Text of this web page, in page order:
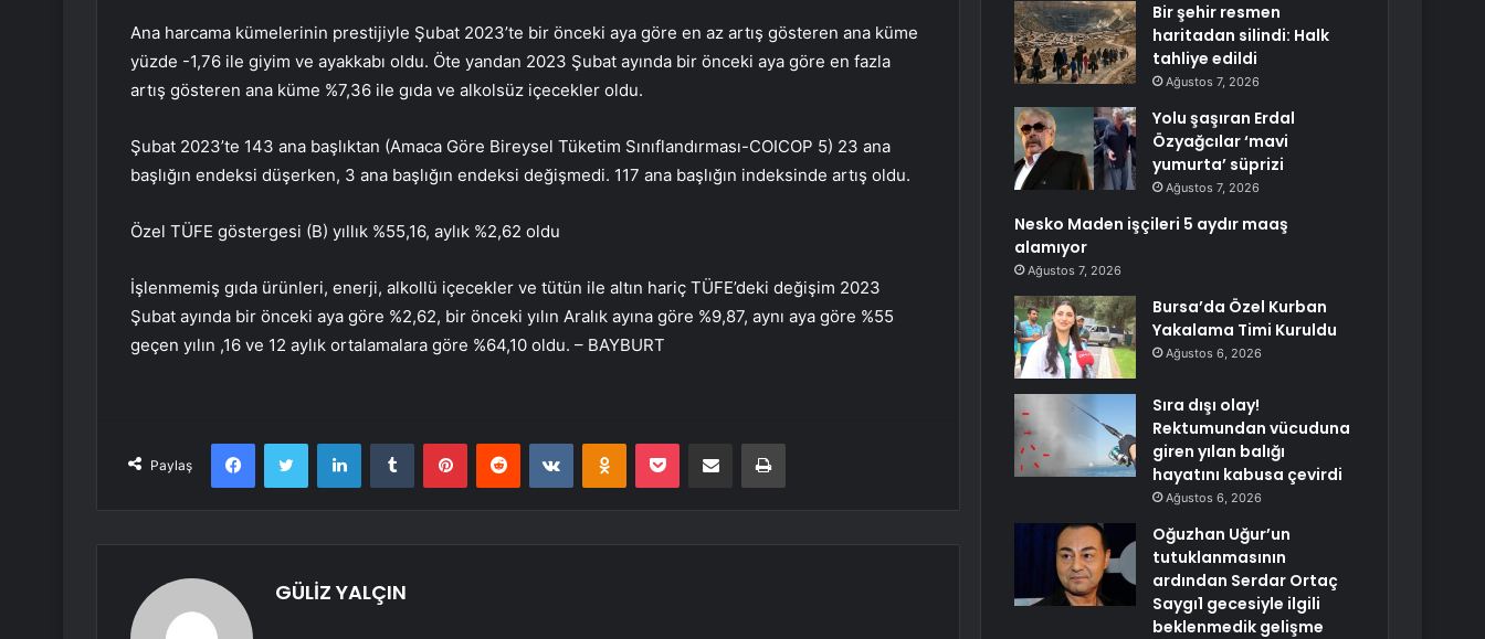
Ana harcama kümelerinin prestijiyle Şubat 2023’te bir önceki aya göre en az artış gösteren ana küme
yüzde -1,76 ile giyim ve ayakkabı oldu. Öte yandan 2023 Şubat ayında bir önceki aya göre en fazla
artış gösteren ana küme %7,36 ile gıda ve alkolsüz içecekler oldu.
Şubat 2023’te 143 ana başlıktan (Amaca Göre Bireysel Tüketim Sınıflandırması-COICOP 5) 23 ana
başlığın endeksi düşerken, 3 ana başlığın endeksi değişmedi. 117 ana başlığın indeksinde artış oldu.
Özel TÜFE göstergesi (B) yıllık %55,16, aylık %2,62 oldu
İşlenmemiş gıda ürünleri, enerji, alkollü içecekler ve tütün ile altın hariç TÜFE’deki değişim 2023
Şubat ayında bir önceki aya göre %2,62, bir önceki yılın Aralık ayına göre %9,87, aynı aya göre %55
geçen yılın ,16 ve 12 aylık ortalamalara göre %64,10 oldu. – BAYBURT
Paylaş
FacebookTwitter LinkedInTumblr PinterestReddit VKontakteOdnoklassniki
Pocket E-Posta ile paylaş Yazdır
GÜLİZ YALÇIN
Bir şehir resmen
haritadan silindi: Halk
tahliye edildi
Ağustos 7, 2026
Yolu şaşıran Erdal
Özyağcılar ‘mavi
yumurta’ süprizi
Ağustos 7, 2026
Nesko Maden işçileri 5 aydır maaş
alamıyor
Ağustos 7, 2026
Bursa’da Özel Kurban
Yakalama Timi Kuruldu
Ağustos 6, 2026
Sıra dışı olay!
Rektumundan vücuduna
giren yılan balığı
hayatını kabusa çevirdi
Ağustos 6, 2026
Oğuzhan Uğur’un
tutuklanmasının
ardından Serdar Ortaç
Saygı1 gecesiyle ilgili
beklenmedik gelişme